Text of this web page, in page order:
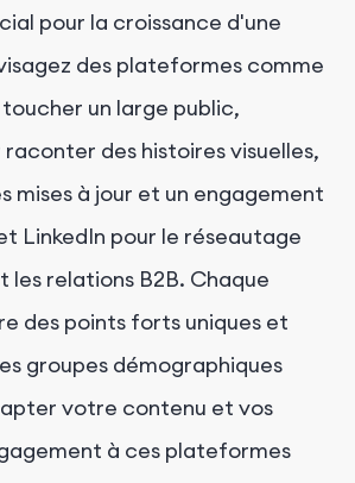
pour la croissance d'une
des plateformes comme
un large public,
des histoires visuelles,
mises à jour et un engagement
LinkedIn pour le réseautage
les relations B2B. Chaque
des points forts uniques et
groupes démographiques
votre contenu et vos
à ces plateformes